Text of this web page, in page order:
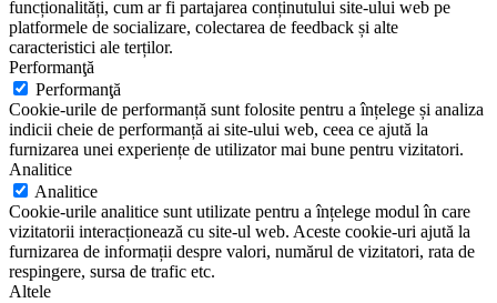
funcționalități, cum ar fi partajarea conținutului site-ului web pe
platformele de socializare, colectarea de feedback și alte
caracteristici ale terților.
Performanţă
Performanţă
Cookie-urile de performanță sunt folosite pentru a înțelege și analiza
indicii cheie de performanță ai site-ului web, ceea ce ajută la
furnizarea unei experiențe de utilizator mai bune pentru vizitatori.
Analitice
Analitice
Cookie-urile analitice sunt utilizate pentru a înțelege modul în care
vizitatorii interacționează cu site-ul web. Aceste cookie-uri ajută la
furnizarea de informații despre valori, numărul de vizitatori, rata de
respingere, sursa de trafic etc.
Altele